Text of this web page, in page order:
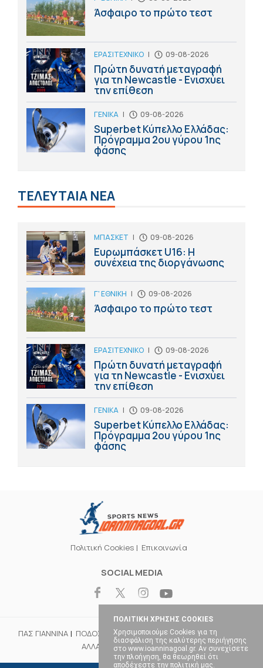
ΠΟΛΙΤΙΚΗ ΧΡΗΣΗΣ COOKIES
Χρησιμοποιούμε Cookies για τη
διασφάλιση της καλύτερης περιήγησης
στο www.ioanninagoal.gr. Αν συνεχίσετε
την πλοήγηση, θα θεωρηθεί ότι
αποδέχεστε την πολιτική μας.
Άσφαιρο το πρώτο τεστ
ΕΡΑΣΙΤΕΧΝΙΚΟ | 09-08-2026
Πρώτη δυνατή μεταγραφή
για τη Newcastle - Ενισχύει
την επίθεση
ΓΕΝΙΚΑ | 09-08-2026
Superbet Κύπελλο Ελλάδας:
Πρόγραμμα 2ου γύρου 1ης
φάσης
ΤΕΛΕΥΤΑΙΑ ΝΕΑ
ΜΠΑΣΚΕΤ | 09-08-2026
Ευρωμπάσκετ U16: Η
συνέχεια της διοργάνωσης
Γ' ΕΘΝΙΚΗ | 09-08-2026
Άσφαιρο το πρώτο τεστ
ΕΡΑΣΙΤΕΧΝΙΚΟ | 09-08-2026
Πρώτη δυνατή μεταγραφή
για τη Newcastle - Ενισχύει
την επίθεση
ΓΕΝΙΚΑ | 09-08-2026
Superbet Κύπελλο Ελλάδας:
Πρόγραμμα 2ου γύρου 1ης
φάσης
Πολιτική Cookies Επικοινωνία
SOCIAL MEDIA
ΠΑΣ ΓΙΑΝΝΙΝΑ ΠΟΔΟΣΦΑΙΡΟ ΜΠΑΣΚΕΤ ΒΟΛΕΪ
ΧΑΝΤΜΠΟΛ
ΑΛΛΑ ΣΠΟΡ
ΕΠΙΚΑΙΡΟΤΗΤΑ